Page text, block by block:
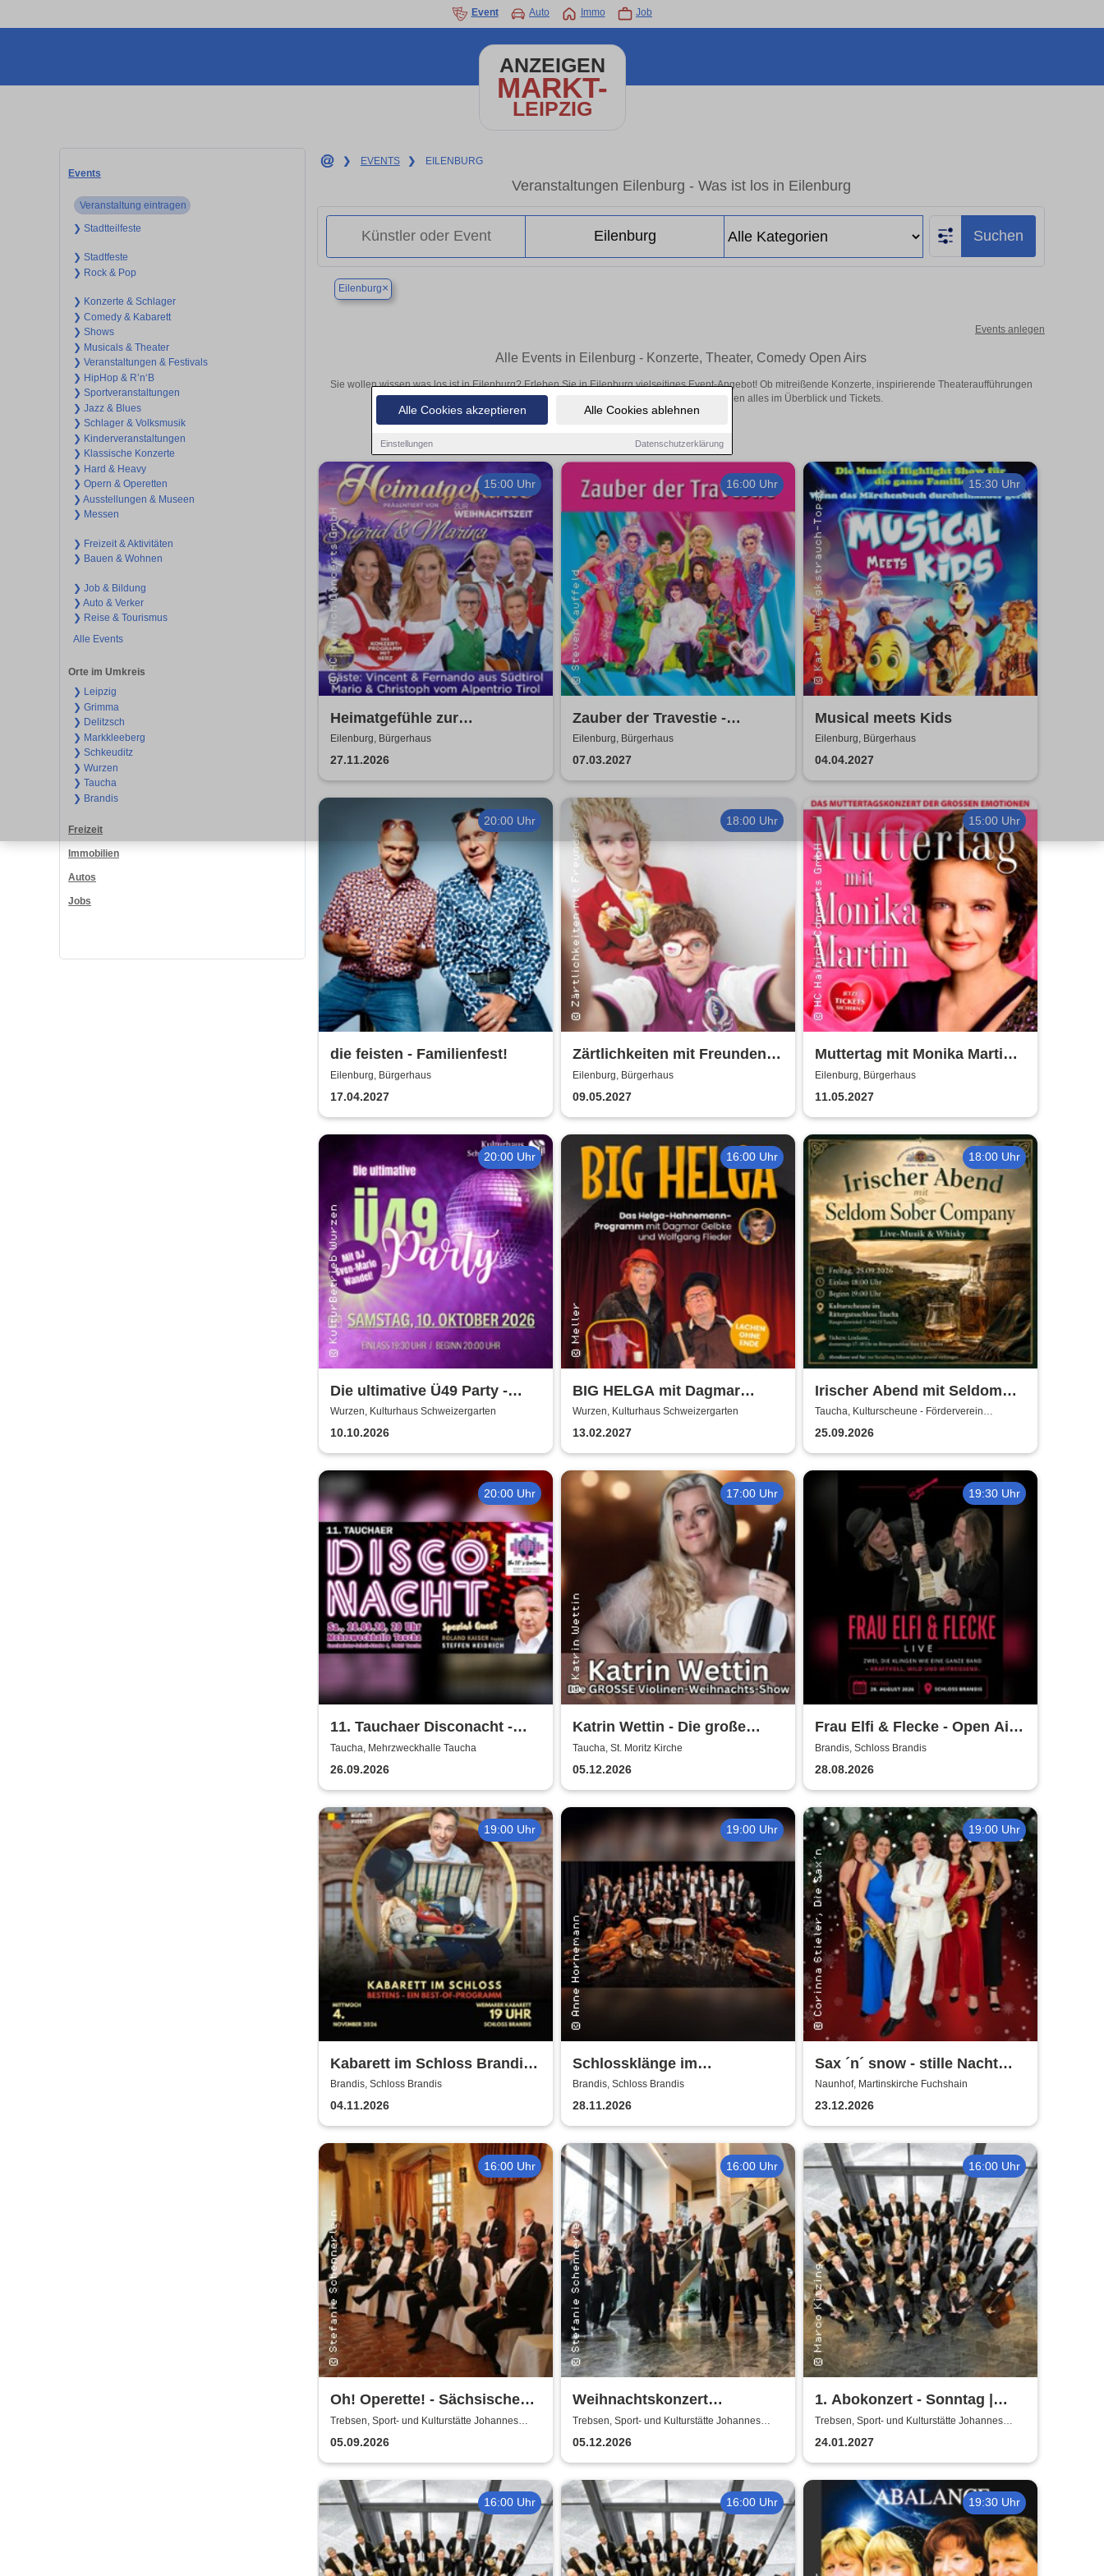
Alle Cookies akzeptieren Alle Cookies ablehnen
Einstellungen Datenschutzerklärung
Event Auto Immo Job
ANZEIGEN
MARKT-
LEIPZIG
Events
Veranstaltung eintragen
❯ Stadtteilfeste
❯ Stadtfeste
❯ Rock & Pop
❯ Konzerte & Schlager
❯ Comedy & Kabarett
❯ Shows
❯ Musicals & Theater
❯ Veranstaltungen & Festivals
❯ HipHop & R’n‘B
❯ Sportveranstaltungen
❯ Jazz & Blues
❯ Schlager & Volksmusik
❯ Kinderveranstaltungen
❯ Klassische Konzerte
❯ Hard & Heavy
❯ Opern & Operetten
❯ Ausstellungen & Museen
❯ Messen
❯ Freizeit & Aktivitäten
❯ Bauen & Wohnen
❯ Job & Bildung
❯ Auto & Verker
❯ Reise & Tourismus
Alle Events
Orte im Umkreis
❯ Leipzig
❯ Grimma
❯ Delitzsch
❯ Markkleeberg
❯ Schkeuditz
❯ Wurzen
❯ Taucha
❯ Brandis
Freizeit
Immobilien
Autos
Jobs
❯ EVENTS ❯ EILENBURG
Veranstaltungen Eilenburg - Was ist los in Eilenburg
Suchen
Eilenburg×
Events anlegen
Alle Events in Eilenburg - Konzerte, Theater, Comedy Open Airs
Sie wollen wissen was los ist in Eilenburg? Erleben Sie in Eilenburg vielseitiges Event-Angebot! Ob mitreißende Konzerte, inspirierende Theateraufführungen
oder aufregende Veranstaltungen in Eilenburg – hier finden alles im Überblick und Tickets.
15:00 Uhr
Heimatgefühle zur
Weihnachtszeit 2026 - Das
Konzertprogramm mit Herz
Eilenburg, Bürgerhaus
27.11.2026
16:00 Uhr
Zauber der Travestie -
Fräulein Luise und ihr
Ensemble - das Original
Eilenburg, Bürgerhaus
07.03.2027
15:30 Uhr
Musical meets Kids
Eilenburg, Bürgerhaus
04.04.2027
20:00 Uhr
die feisten - Familienfest!
Eilenburg, Bürgerhaus
17.04.2027
18:00 Uhr
Zärtlichkeiten mit Freunden -
Rico Rohs und das Ines
Fleiwa Quartett
Eilenburg, Bürgerhaus
09.05.2027
15:00 Uhr
Muttertag mit Monika Martin
2027
Eilenburg, Bürgerhaus
11.05.2027
20:00 Uhr
Die ultimative Ü49 Party -
Kulturhaus Schweizergarten
Wurzen, Kulturhaus Schweizergarten
10.10.2026
16:00 Uhr
BIG HELGA mit Dagmar
Gelbke & Wolfgang Fliedler
Wurzen, Kulturhaus Schweizergarten
13.02.2027
18:00 Uhr
Irischer Abend mit Seldom
Sober Company | Live-Musik
& Whisky in der
Kulturscheune Taucha
Taucha, Kulturscheune - Förderverein
Rittergutschloss Taucha e.V.
25.09.2026
20:00 Uhr
11. Tauchaer Disconacht -
Herbstedition
Taucha, Mehrzweckhalle Taucha
26.09.2026
17:00 Uhr
Katrin Wettin - Die große
Violinen-Weihnachts-Show
Taucha, St. Moritz Kirche
05.12.2026
19:30 Uhr
Frau Elfi & Flecke - Open Air
Konzert
Brandis, Schloss Brandis
28.08.2026
19:00 Uhr
Kabarett im Schloss Brandis |
Weimarer Kabarett
Brandis, Schloss Brandis
04.11.2026
19:00 Uhr
Schlossklänge im
Kerzenschein -
Adventskonzert
Brandis, Schloss Brandis
28.11.2026
19:00 Uhr
Sax ´n´ snow - stille Nacht
war gestern
Naunhof, Martinskirche Fuchshain
23.12.2026
16:00 Uhr
Oh! Operette! - Sächsische
Bläserphilharmonie
Trebsen, Sport- und Kulturstätte Johannes
05.09.2026
16:00 Uhr
Weihnachtskonzert
Adventsglühen - Sächsische
Bläserphilharmonie
Trebsen, Sport- und Kulturstätte Johannes
05.12.2026
16:00 Uhr
1. Abokonzert - Sonntag |
Sächsische
Bläserphilharmonie
Trebsen, Sport- und Kulturstätte Johannes
24.01.2027
16:00 Uhr 16:00 Uhr 19:30 Uhr